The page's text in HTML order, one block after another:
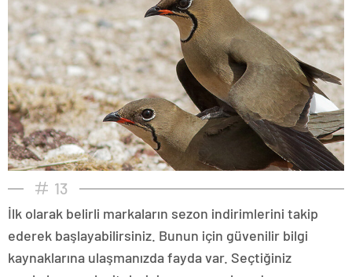
13
İlk olarak belirli markaların sezon indirimlerini takip
ederek başlayabilirsiniz. Bunun için güvenilir bilgi
kaynaklarına ulaşmanızda fayda var. Seçtiğiniz